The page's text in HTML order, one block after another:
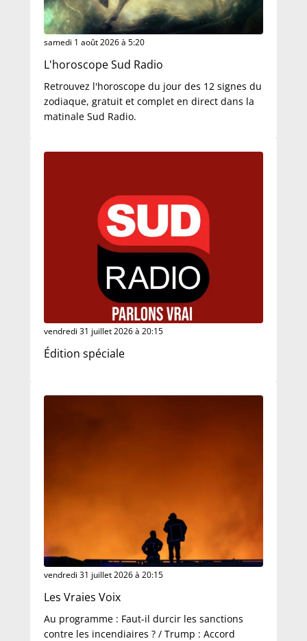
samedi 1 août 2026 à 5:20
L'horoscope Sud Radio
Retrouvez l'horoscope du jour des 12 signes du
zodiaque, gratuit et complet en direct dans la
matinale Sud Radio.
vendredi 31 juillet 2026 à 20:15
Édition spéciale
vendredi 31 juillet 2026 à 20:15
Les Vraies Voix
Au programme : Faut-il durcir les sanctions
contre les incendiaires ? / Trump : Accord